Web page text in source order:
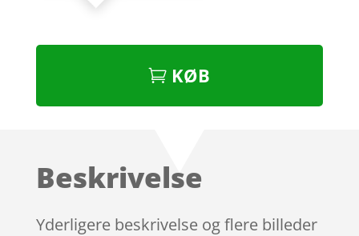
KØB
Beskrivelse
Yderligere beskrivelse og flere billeder